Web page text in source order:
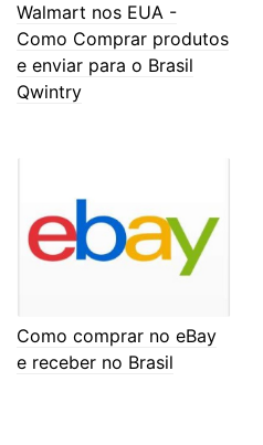
Walmart nos EUA -
Como Comprar produtos
e enviar para o Brasil
Qwintry
Como comprar no eBay
e receber no Brasil